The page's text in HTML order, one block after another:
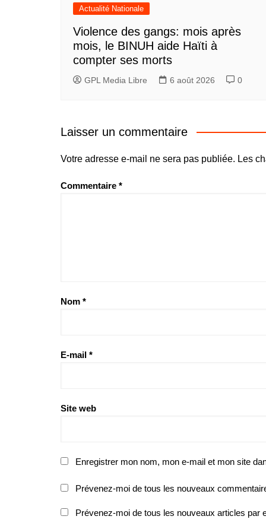
Actualité Nationale
Violence des gangs: mois après
mois, le BINUH aide Haïti à
compter ses morts
GPL Media Libre 6 août 2026 0
Laisser un commentaire
Votre adresse e-mail ne sera pas publiée. Les
Commentaire *
Nom *
E-mail *
Site web
Enregistrer mon nom, mon e-mail et mon site
Prévenez-moi de tous les nouveaux
Prévenez-moi de tous les nouveaux articles par